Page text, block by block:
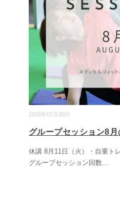
2026年07月20日
グループセッション8月
休講 8月11日（火）・自重ト
グループセッション回数...